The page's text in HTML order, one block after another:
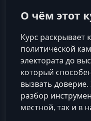
О чём этот
Курс раскрывает
политической
электората до
который
вызвать
разбор
местной, так и в